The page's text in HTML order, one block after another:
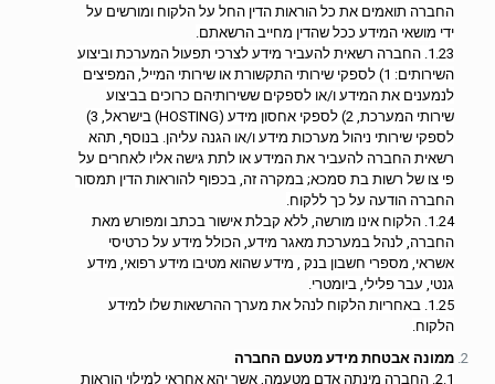
החברה תואמים את כל הוראות הדין החל על הלקוח ומורשים על
ידי מושאי המידע ככל שהדין מחייב הרשאתם.
1.23. החברה רשאית להעביר מידע לצרכי תפעול המערכת וביצוע
השירותים: 1) לספקי שירותי התקשורת או שירותי המייל, המפיצים
לנמענים את המידע ו/או לספקים ששירותיהם כרוכים בביצוע
שירותי המערכת, 2) לספקי אחסון מידע (HOSTING) בישראל, 3)
לספקי שירותי ניהול מערכות מידע ו/או הגנה עליהן. בנוסף, תהא
רשאית החברה להעביר את המידע או לתת גישה אליו לאחרים על
פי צו של רשות בת סמכא; במקרה זה, בכפוף להוראות הדין תמסור
החברה הודעה על כך ללקוח.
1.24. הלקוח אינו מורשה, ללא קבלת אישור בכתב ומפורש מאת
החברה, לנהל במערכת מאגר מידע, הכולל מידע על כרטיסי
אשראי, מספרי חשבון בנק , מידע שהוא מטיבו מידע רפואי, מידע
גנטי, עבר פלילי, ביומטרי.
1.25. באחריות הלקוח לנהל את מערך ההרשאות שלו למידע
הלקוח.
ממונה אבטחת מידע מטעם החברה
2.1. החברה מינתה אדם מטעמה, אשר יהא אחראי למילוי הוראות